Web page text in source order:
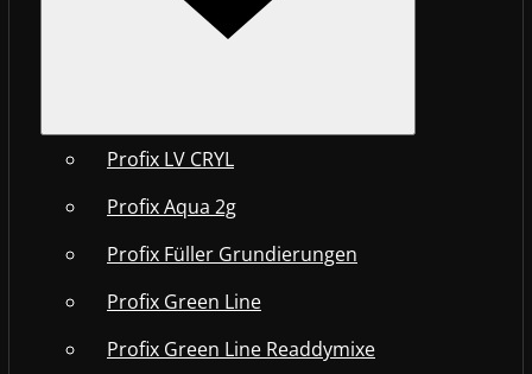
Profix LV CRYL
Profix Aqua 2g
Profix Füller Grundierungen
Profix Green Line
Profix Green Line Readdymixe